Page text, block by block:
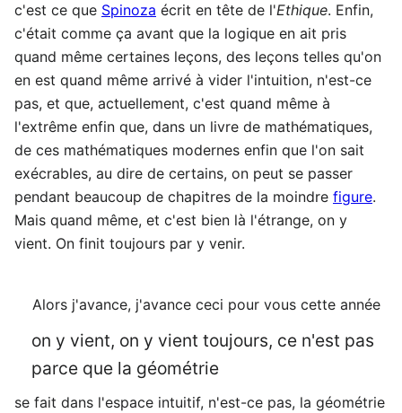
c'est ce que Spinoza écrit en tête de l'Ethique. Enfin,
c'était comme ça avant que la logique en ait pris
quand même certaines leçons, des leçons telles qu'on
en est quand même arrivé à vider l'intuition, n'est-ce
pas, et que, actuellement, c'est quand même à
l'extrême enfin que, dans un livre de mathématiques,
de ces mathématiques modernes enfin que l'on sait
exécrables, au dire de certains, on peut se passer
pendant beaucoup de chapitres de la moindre figure.
Mais quand même, et c'est bien là l'étrange, on y
vient. On finit toujours par y venir.
Alors j'avance, j'avance ceci pour vous cette année
on y vient, on y vient toujours, ce n'est pas
parce que la géométrie
se fait dans l'espace intuitif, n'est-ce pas, la géométrie